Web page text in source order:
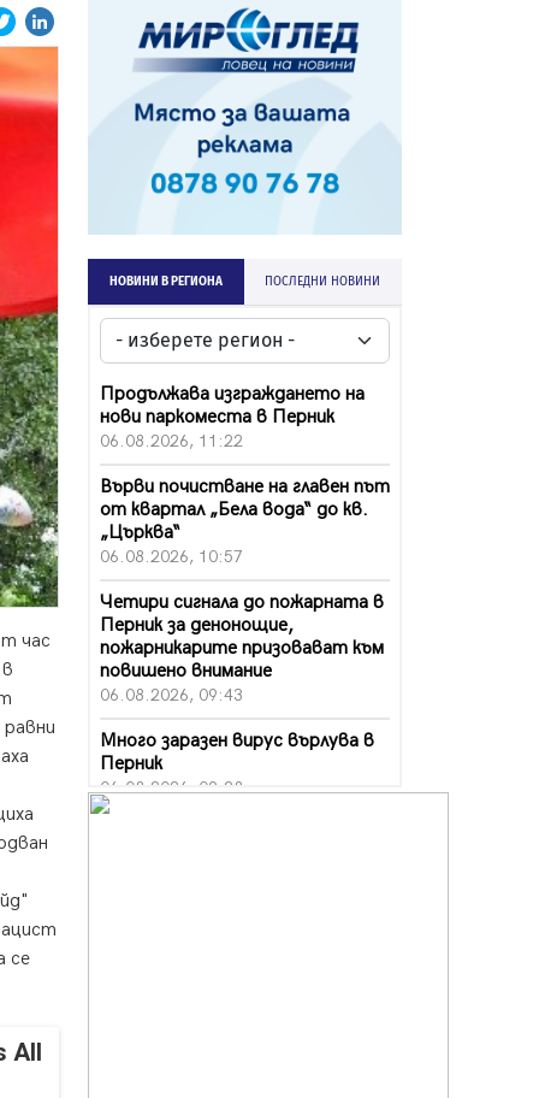
час
се
All
НОВИНИ В РЕГИОНА ПОСЛЕДНИ НОВИНИ
Продължава изграждането на
нови паркоместа в Перник
06.08.2026, 11:22
Върви почистване на главен път
от квартал „Бела вода“ до кв.
„Църква“
06.08.2026, 10:57
Четири сигнала до пожарната в
Перник за денонощие,
пожарникарите призовават към
повишено внимание
06.08.2026, 09:43
Много заразен вирус върлува в
Перник
06.08.2026, 09:28